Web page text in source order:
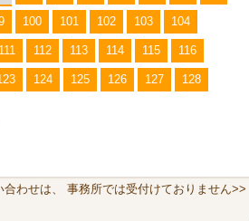
100 101 102 103 104
111 112 113 114 115 116
124 125 126 127 128
わせは、 事務所では受付けておりません>>